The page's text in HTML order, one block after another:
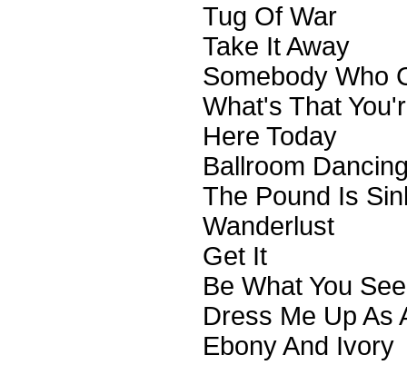
Tug Of War
Take It Away
Somebody Who
What's That
Here Today
Ballroom
The Pound Is
Wanderlust
Get It
Be What You
Dress Me Up As
Ebony And Ivory